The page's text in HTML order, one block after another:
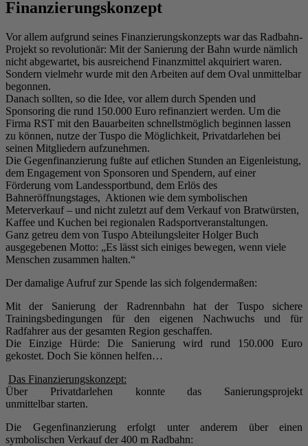
Finanzierungskonzept
Vor allem aufgrund seines Finanzierungskonzepts war das Radbahn-
Projekt so revolutionär: Mit der Sanierung der Bahn wurde nämlich
nicht abgewartet, bis ausreichend Finanzmittel akquiriert waren.
Sondern vielmehr wurde mit den Arbeiten auf dem Oval unmittelbar
begonnen.
Danach sollten, so die Idee, vor allem durch Spenden und
Sponsoring die rund 150.000 Euro refinanziert werden. Um die
Firma RST mit den Bauarbeiten schnellstmöglich beginnen lassen
zu können, nutze der Tuspo die Möglichkeit, Privatdarlehen bei
seinen Mitgliedern aufzunehmen.
Die Gegenfinanzierung fußte auf etlichen Stunden an Eigenleistung,
dem Engagement von Sponsoren und Spendern, auf einer
Förderung vom Landessportbund, dem Erlös des
Bahneröffnungstages, Aktionen wie dem symbolischen
Meterverkauf – und nicht zuletzt auf dem Verkauf von Bratwürsten,
Kaffee und Kuchen bei regionalen Radsportveranstaltungen.
Ganz getreu dem von Tuspo Abteilungsleiter Holger Buch
ausgegebenen Motto: „Es lässt sich einiges bewegen, wenn viele
Menschen zusammen halten.“
Der damalige Aufruf zur Spende las sich folgendermaßen:
Mit der Sanierung der Radrennbahn hat der Tuspo sichere
Trainingsbedingungen für den eigenen Nachwuchs und für
Radfahrer aus der gesamten Region geschaffen.
Die Einzige Hürde: Die Sanierung wird rund 150.000 Euro
gekostet. Doch Sie können helfen…
Das Finanzierungskonzept:
Über Privatdarlehen konnte das Sanierungsprojekt
unmittelbar starten.
Die Gegenfinanzierung erfolgt unter anderem über einen
symbolischen Verkauf der 400 m Radbahn: